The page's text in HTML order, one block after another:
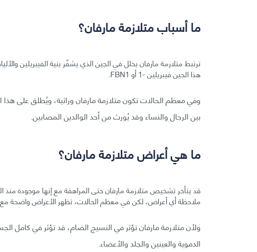
ما أسباب متلازمة مارفان؟
ترتبط متلازمة مارفان بخلل في الجين الذي يشفّر بنية الفيبريلين
هذا الجين فيبريلين -1 أو FBN1.
وفي معظم الحالات تكون متلازمة مارفان وراثية، ويُطلق على
بين الرجال والنساء وقد يُورث من أحد الوالدين المصابين.
ما هي أعراض متلازمة مارفان؟
قد يتأخر تشخيص متلازمة مارفان حتى المراهقة مع إنها موجودة منذ
ملاحظة أي أعراض، لكن في معظم الحالات، تظهر الأعراض واضحة
ولأن متلازمة مارفان تؤثر في النسيج الضام، قد تؤثر في كامل
الدموية والعينين والجلد والأعضاء.